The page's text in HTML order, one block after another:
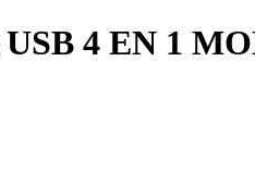
4 EN 1